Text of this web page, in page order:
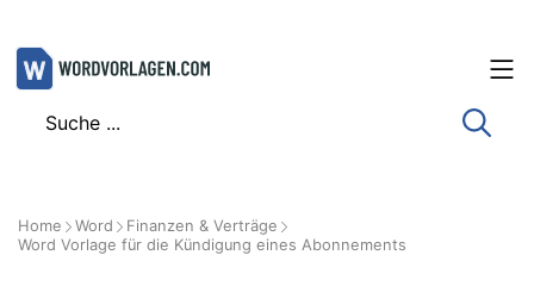
Zum
Inhalt
Home Word
Finanzen & Verträge
Word Vorlage für die Kündigung eines Abonnements